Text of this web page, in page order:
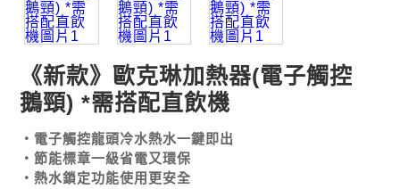
《新款》歐克琳加熱器(電子觸控
鵝頸) *需搭配直飲機
・電子觸控龍頭冷水熱水一鍵即出
・節能標章一級省電又環保
・熱水鎖定功能使用更安全